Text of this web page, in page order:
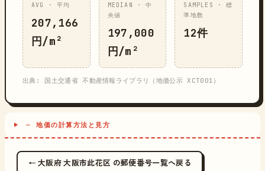
AVG · 平均
207,166
円/m²
MEDIAN · 中
央値
197,000
円/m²
SAMPLES · 標
準地数
12件
出典: 国土交通省 不動産情報ライブラリ（地価公示 XCT001）
─ 地価の計算方法と見方
← 大阪府 大阪市此花区 の郵便番号一覧へ戻る